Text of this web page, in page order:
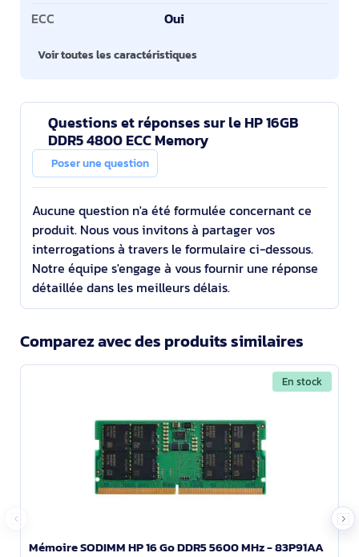
ECC Oui
Voir toutes les caractéristiques
Questions et réponses sur le HP 16GB
DDR5 4800 ECC Memory
Poser une question
Aucune question n'a été formulée concernant ce
produit. Nous vous invitons à partager vos
interrogations à travers le formulaire ci-dessous.
Notre équipe s'engage à vous fournir une réponse
détaillée dans les meilleurs délais.
Comparez avec des produits similaires
En stock
Mémoire SODIMM HP 16 Go DDR5 5600 MHz - 83P91AA